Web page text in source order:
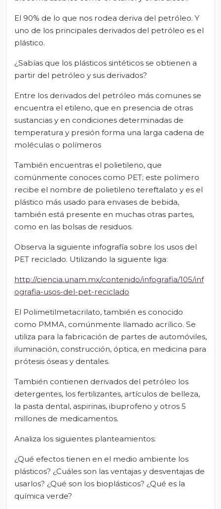
El 90% de lo que nos rodea deriva del petróleo. Y
uno de los principales derivados del petróleo es el
plástico.
¿Sabías que los plásticos sintéticos se obtienen a
partir del petróleo y sus derivados?
Entre los derivados del petróleo más comunes se
encuentra el etileno, que en presencia de otras
sustancias y en condiciones determinadas de
temperatura y presión forma una larga cadena de
moléculas o polímeros
También encuentras el polietileno, que
comúnmente conoces como PET; este polímero
recibe el nombre de polietileno tereftalato y es el
plástico más usado para envases de bebida,
también está presente en muchas otras partes,
como en las bolsas de residuos.
Observa la siguiente infografía sobre los usos del
PET reciclado. Utilizando la siguiente liga:
http://ciencia.unam.mx/contenido/infografia/105/inf
ografia-usos-del-pet-reciclado
El Polimetilmetacrilato, también es conocido
como PMMA, comúnmente llamado acrílico. Se
utiliza para la fabricación de partes de automóviles,
iluminación, construcción, óptica, en medicina para
prótesis óseas y dentales.
También contienen derivados del petróleo los
detergentes, los fertilizantes, artículos de belleza,
la pasta dental, aspirinas, ibuprofeno y otros 5
millones de medicamentos.
Analiza los siguientes planteamientos:
¿Qué efectos tienen en el medio ambiente los
plásticos? ¿Cuáles son las ventajas y desventajas de
usarlos? ¿Qué son los bioplásticos? ¿Qué es la
química verde?